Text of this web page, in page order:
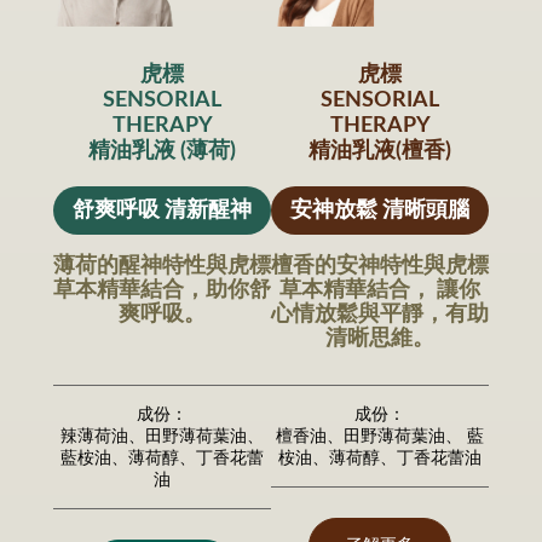
⻁標
SENSORIAL
THERAPY
精油乳液 (薄荷)
舒爽呼吸 清新醒神
薄荷的醒神特性與⻁標
草本精華結合，助你舒
爽呼吸。
成份：
辣薄荷油、田野薄荷葉油、
藍桉油、薄荷醇、丁香花蕾
油
⻁標
SENSORIAL
THERAPY
精油乳液(檀香)
安神放鬆 清晰頭腦
檀香的安神特性與⻁標
草本精華結合， 讓你
心情放鬆與平靜，有助
清晰思維。
成份：
檀香油、田野薄荷葉油、 藍
桉油、薄荷醇、丁香花蕾油